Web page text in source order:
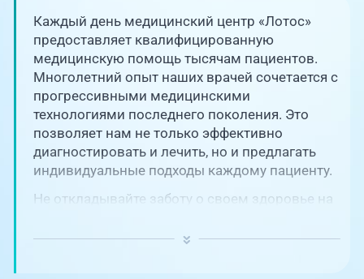
Адреса клиник
О клинике
Блог врачей
Новости
+7 (351) 220-00-03
Единая справочная служба,
запись на прием
+7 (351) 220-03-03
Центр амбулаторной
онкологической помощи
+7 (7142) 927-003
Каждый день медицинский центр «Лотос»
предоставляет квалифицированную
медицинскую помощь тысячам пациентов.
Многолетний опыт наших врачей сочетается с
прогрессивными медицинскими
технологиями последнего поколения. Это
позволяет нам не только эффективно
диагностировать и лечить, но и предлагать
индивидуальные подходы каждому пациенту.
Не откладывайте заботу о своем здоровье на
ключевую роль в поддержании вашего